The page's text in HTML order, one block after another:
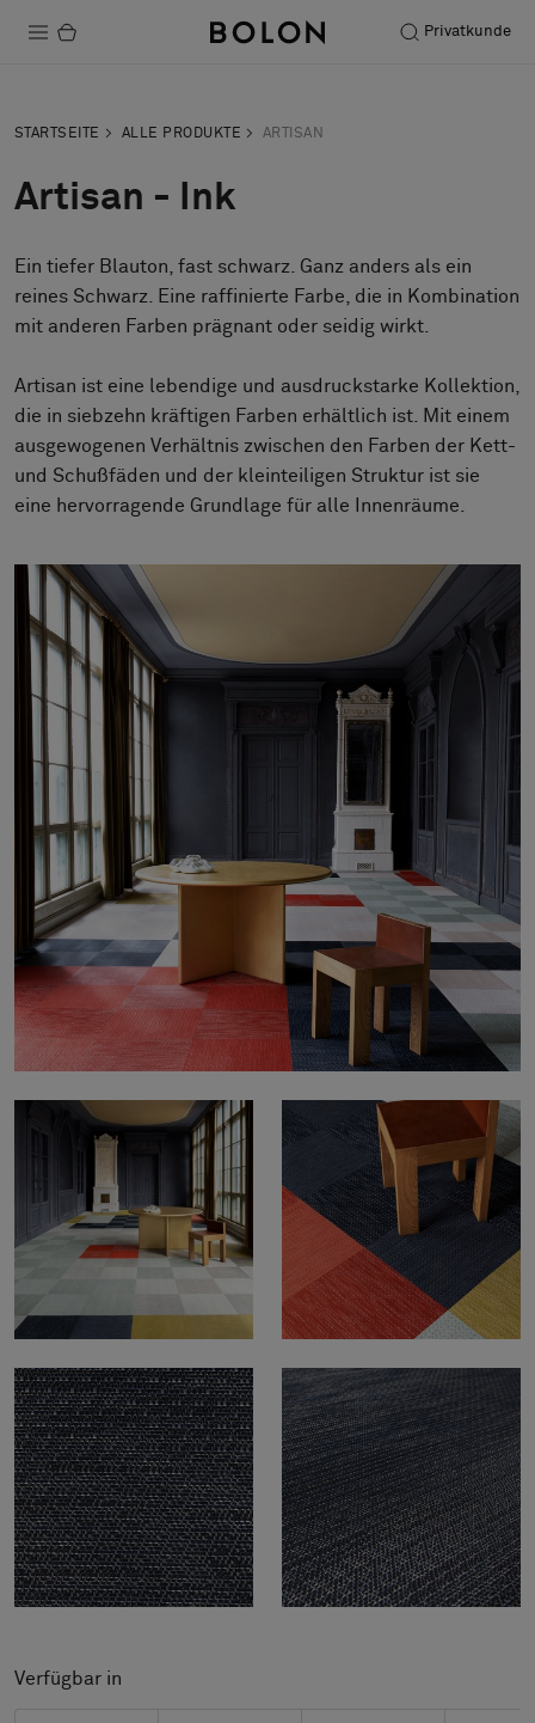
Privatkunde
Nachhaltigkeit
Installation
Instandhaltung
Designerkollaborationen
Stories
FAQ
Kontakt
Pattern Tile Tool
Image & Material Bank
Land auswählen
STARTSEITE ALLE PRODUKTE ARTISAN
Artisan - Ink
Ein tiefer Blauton, fast schwarz. Ganz anders als ein
reines Schwarz. Eine raffinierte Farbe, die in Kombination
mit anderen Farben prägnant oder seidig wirkt.
Artisan ist eine lebendige und ausdruckstarke Kollektion,
die in siebzehn kräftigen Farben erhältlich ist. Mit einem
ausgewogenen Verhältnis zwischen den Farben der Kett-
und Schußfäden und der kleinteiligen Struktur ist sie
eine hervorragende Grundlage für alle Innenräume.
Verfügbar in